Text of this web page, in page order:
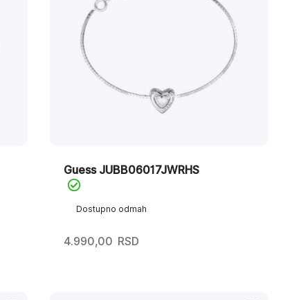
Dostupno odmah
Guess JUBB06017JWRHS
4.990,00 RSD